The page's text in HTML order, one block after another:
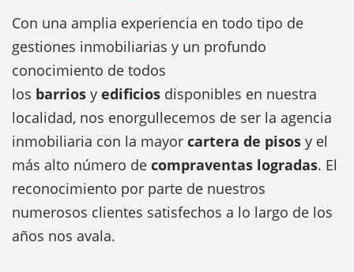
Con una amplia experiencia en todo tipo de
gestiones inmobiliarias y un profundo
conocimiento de todos
los barrios y edificios disponibles en nuestra
localidad, nos enorgullecemos de ser la agencia
inmobiliaria con la mayor cartera de pisos y el
más alto número de compraventas logradas. El
reconocimiento por parte de nuestros
numerosos clientes satisfechos a lo largo de los
años nos avala.